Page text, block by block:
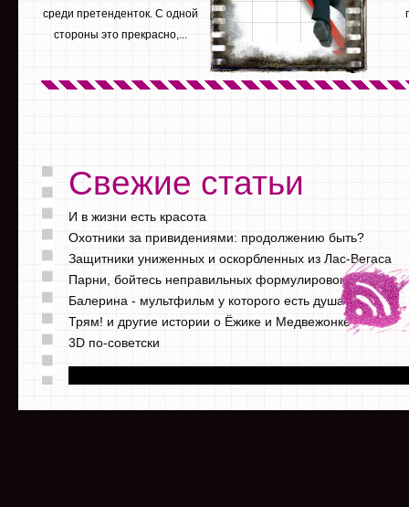
среди претенденток. С одной
стороны это прекрасно,...
Свежие статьи
И в жизни есть красота
Охотники за привидениями: продолжению быть?
Защитники униженных и оскорбленных из Лас-Вегаса
Парни, бойтесь неправильных формулировок
Балерина - мультфильм у которого есть душа
Трям! и другие истории о Ёжике и Медвежонке
3D по-советски